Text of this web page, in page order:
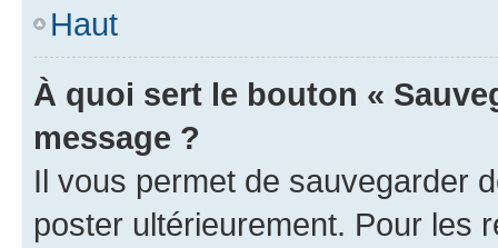
Haut
À quoi sert le bouton «
message ?
Il vous permet de sauvegarder
poster ultérieurement. Pour les